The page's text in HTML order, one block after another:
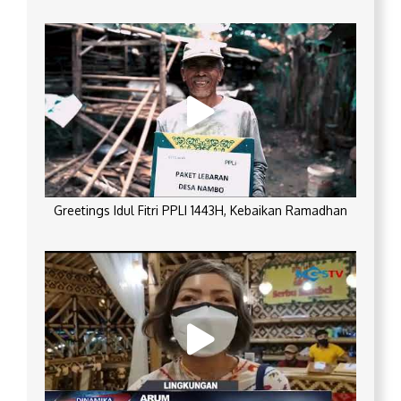
Greetings Idul Fitri PPLI 1443H, Kebaikan Ramadhan